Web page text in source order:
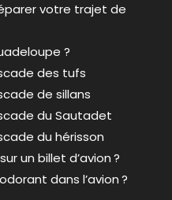
votre trajet de
?
des tufs
de sillans
du Sautadet
du hérisson
un billet d’avion ?
dans l’avion ?